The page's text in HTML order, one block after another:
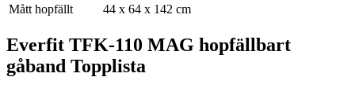
Mått hopfällt
44 x 64 x 142 cm
Everfit TFK-110 MAG hopfällbart
gåband Topplista